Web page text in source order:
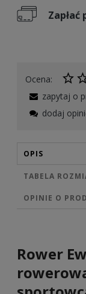
Zapłać
Ocena:
zapytaj o
dodaj
OPIS
TABELA
OPINIE O
Rower